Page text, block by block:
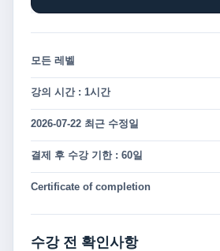
모든 레벨
강의 시간 : 1시간
2026-07-22 최근 수정일
결제 후 수강 기한 : 60일
Certificate of completion
수강 전 확인사항